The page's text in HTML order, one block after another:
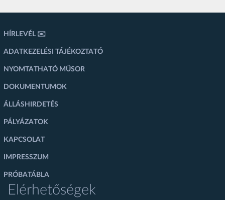
HÍRLEVÉL ✉️
ADATKEZELÉSI TÁJÉKOZTATÓ
NYOMTATHATÓ MŰSOR
DOKUMENTUMOK
ÁLLÁSHIRDETÉS
PÁLYÁZATOK
KAPCSOLAT
IMPRESSZUM
PRÓBATÁBLA
Elérhetőségek